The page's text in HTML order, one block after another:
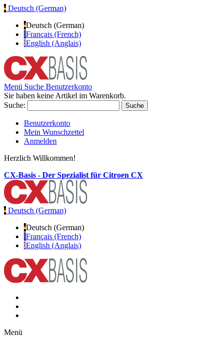
Deutsch (German)
Deutsch (German)
Français (French)
English (Anglais)
Menü Suche Benutzerkonto
Sie haben keine Artikel im Warenkorb.
Suche:
Suche
Benutzerkonto
Mein Wunschzettel
Anmelden
Herzlich Willkommen!
CX-Basis - Der Spezialist für Citroen CX
Deutsch (German)
Deutsch (German)
Français (French)
English (Anglais)
Menü